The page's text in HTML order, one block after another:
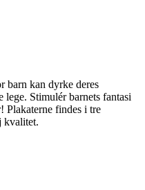
barn kan dyrke deres
Stimulér barnets fantasi
Plakaterne findes i tre
kvalitet.